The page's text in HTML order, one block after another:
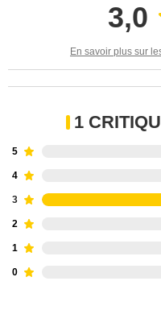
3,0
En savoir plus sur
1
5
4
3
2
1
0